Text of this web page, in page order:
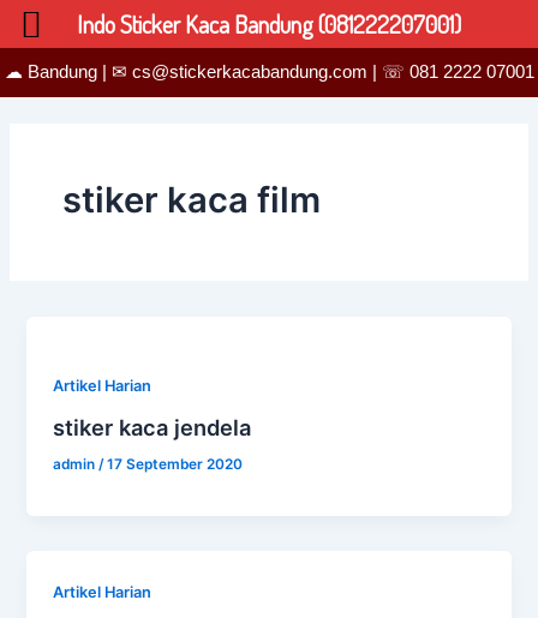
☁ Bandung | ✉ cs@stickerkacabandung.com | ☏ 081 2222 07001
Lewati
konten
stiker kaca film
Artikel Harian
stiker kaca jendela
admin/17 September 2020
Artikel Harian
Indo Sticker Kaca Bandung (081222207001)